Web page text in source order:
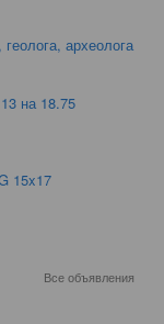
археолога
на 18.75
15x17
Все объявления